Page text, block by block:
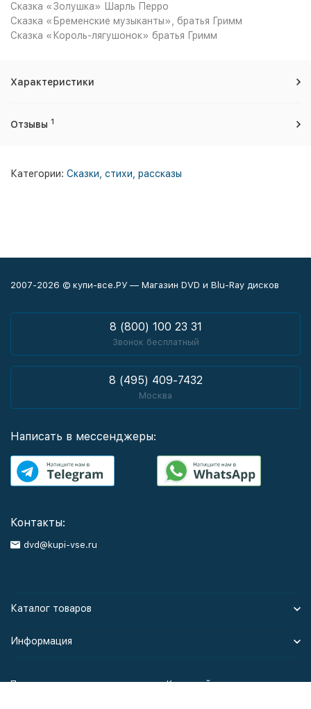
Сказка «Золушка» Шарль Перро
Сказка «Бременские музыканты», братья Гримм
Сказка «Король-лягушонок» братья Гримм
Характеристики
Отзывы 1
Категории: Сказки, стихи, рассказы
2007-2026 © купи-все.РУ — Магазин DVD и Blu-Ray дисков
8 (800) 100 23 31
Звонок бесплатный
8 (495) 409-7432
Москва
Написать в мессенджеры:
Контакты:
dvd@kupi-vse.ru
Каталог товаров
Информация
Политика персональных данных Карта сайта